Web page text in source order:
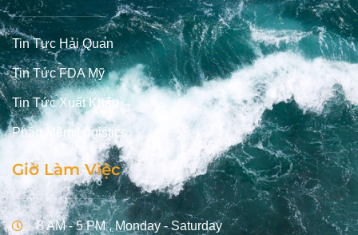
Tin Tưc Hải Quan
Tin Tức FDA Mỹ
Tin Tức Xuất Khẩu
Phần Mềm Logistics
Giờ Làm Việc
8 AM - 5 PM , Monday - Saturday